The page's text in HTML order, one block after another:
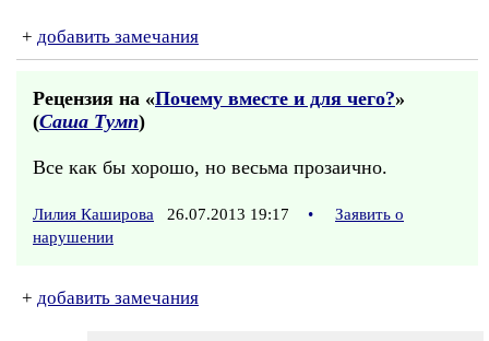
+ добавить замечания
Рецензия на «Почему вместе и для чего?»
(Саша Тумп)
Все как бы хорошо, но весьма прозаично.
Лилия Каширова 26.07.2013 19:17 •
Заявить о
нарушении
+ добавить замечания